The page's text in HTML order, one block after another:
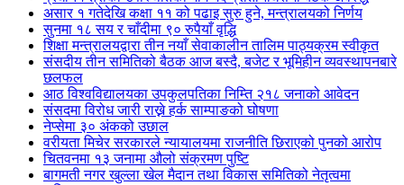
असार १ गतेदेखि कक्षा ११ को पढाइ सुरु हुने, मन्त्रालयको निर्णय
सुनमा १८ सय र चाँदीमा ९० रुपैयाँ वृद्धि
शिक्षा मन्त्रालयद्वारा तीन नयाँ सेवाकालीन तालिम पाठ्यक्रम स्वीकृत
संसदीय तीन समितिको बैठक आज बस्दै, बजेट र भूमिहीन व्यवस्थापनबारे
छलफल
आठ विश्वविद्यालयका उपकुलपतिका निम्ति २१८ जनाको आवेदन
संसदमा विरोध जारी राख्ने हर्क साम्पाङको घोषणा
नेप्सेमा ३० अंकको उछाल
वरीयता मिचेर सरकारले न्यायालयमा राजनीति छिराएको पुनको आरोप
चितवनमा १३ जनामा औलो संक्रमण पुष्टि
बागमती नगर खुल्ला खेल मैदान तथा विकास समितिको नेतृत्वमा